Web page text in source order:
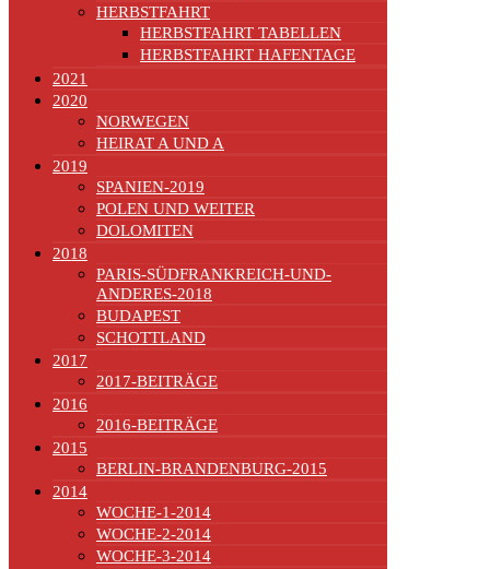
HERBSTFAHRT
HERBSTFAHRT TABELLEN
HERBSTFAHRT HAFENTAGE
2021
2020
NORWEGEN
HEIRAT A UND A
2019
SPANIEN-2019
POLEN UND WEITER
DOLOMITEN
2018
PARIS-SÜDFRANKREICH-UND-
ANDERES-2018
BUDAPEST
SCHOTTLAND
2017
2017-BEITRÄGE
2016
2016-BEITRÄGE
2015
BERLIN-BRANDENBURG-2015
2014
WOCHE-1-2014
WOCHE-2-2014
WOCHE-3-2014